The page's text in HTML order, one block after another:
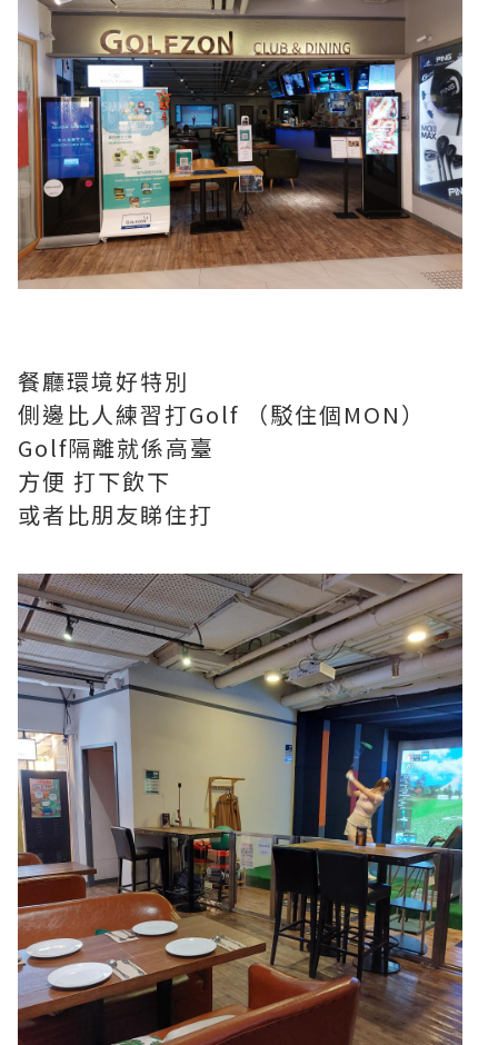
餐廳環境好特別
側邊比人練習打Golf （駁住個MON）
Golf隔離就係高臺
方便 打下飲下
或者比朋友睇住打